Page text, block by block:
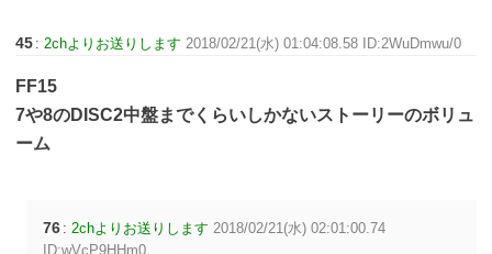
45 : 2chよりお送りします 2018/02/21(水) 01:04:08.58 ID:2WuDmwu/0
FF15
7や8のDISC2中盤までくらいしかないストーリーのボリュ
ーム
76 : 2chよりお送りします 2018/02/21(水) 02:01:00.74
ID:wVcP9HHm0